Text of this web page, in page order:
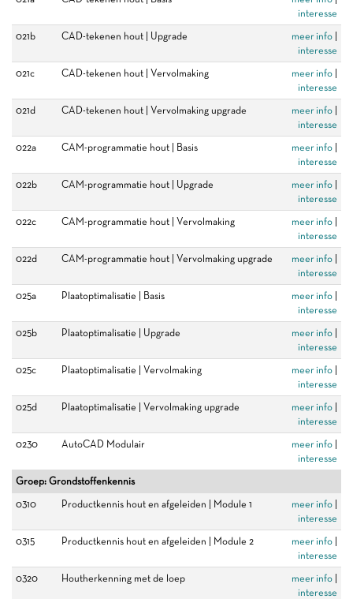
interesse
021b
CAD-tekenen hout | Upgrade meer info
interesse
021c
CAD-tekenen hout | Vervolmaking meer info
interesse
021d
CAD-tekenen hout | Vervolmaking upgrade meer info
interesse
022a
CAM-programmatie hout | Basis meer info
interesse
022b
CAM-programmatie hout | Upgrade meer info
interesse
022c
CAM-programmatie hout | Vervolmaking meer info
interesse
022d
CAM-programmatie hout | Vervolmaking upgrade meer info
interesse
025a
Plaatoptimalisatie | Basis meer info
interesse
025b
Plaatoptimalisatie | Upgrade meer info
interesse
025c
Plaatoptimalisatie | Vervolmaking meer info
interesse
025d
Plaatoptimalisatie | Vervolmaking upgrade meer info
interesse
0230
AutoCAD Modulair meer info
interesse
Groep: Grondstoffenkennis
0310
Productkennis hout en afgeleiden | Module 1 meer info
interesse
0315
Productkennis hout en afgeleiden | Module 2 meer info
interesse
0320
Houtherkenning met de loep meer info
interesse